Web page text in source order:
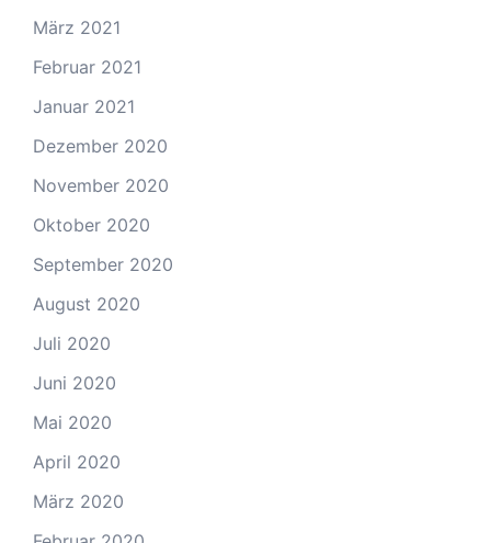
März 2021
Februar 2021
Januar 2021
Dezember 2020
November 2020
Oktober 2020
September 2020
August 2020
Juli 2020
Juni 2020
Mai 2020
April 2020
März 2020